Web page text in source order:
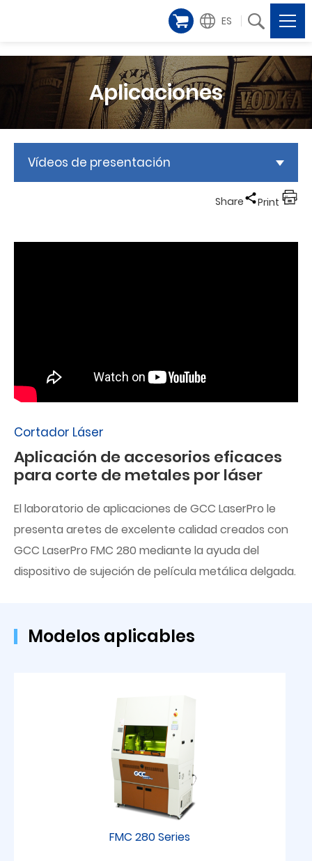
ES
Aplicaciones
Vídeos de presentación
Share Print
Cortador Láser
Aplicación de accesorios eficaces
para corte de metales por láser
El laboratorio de aplicaciones de GCC LaserPro le
presenta aretes de excelente calidad creados con
GCC LaserPro FMC 280 mediante la ayuda del
dispositivo de sujeción de película metálica delgada.
Modelos aplicables
FMC 280 Series